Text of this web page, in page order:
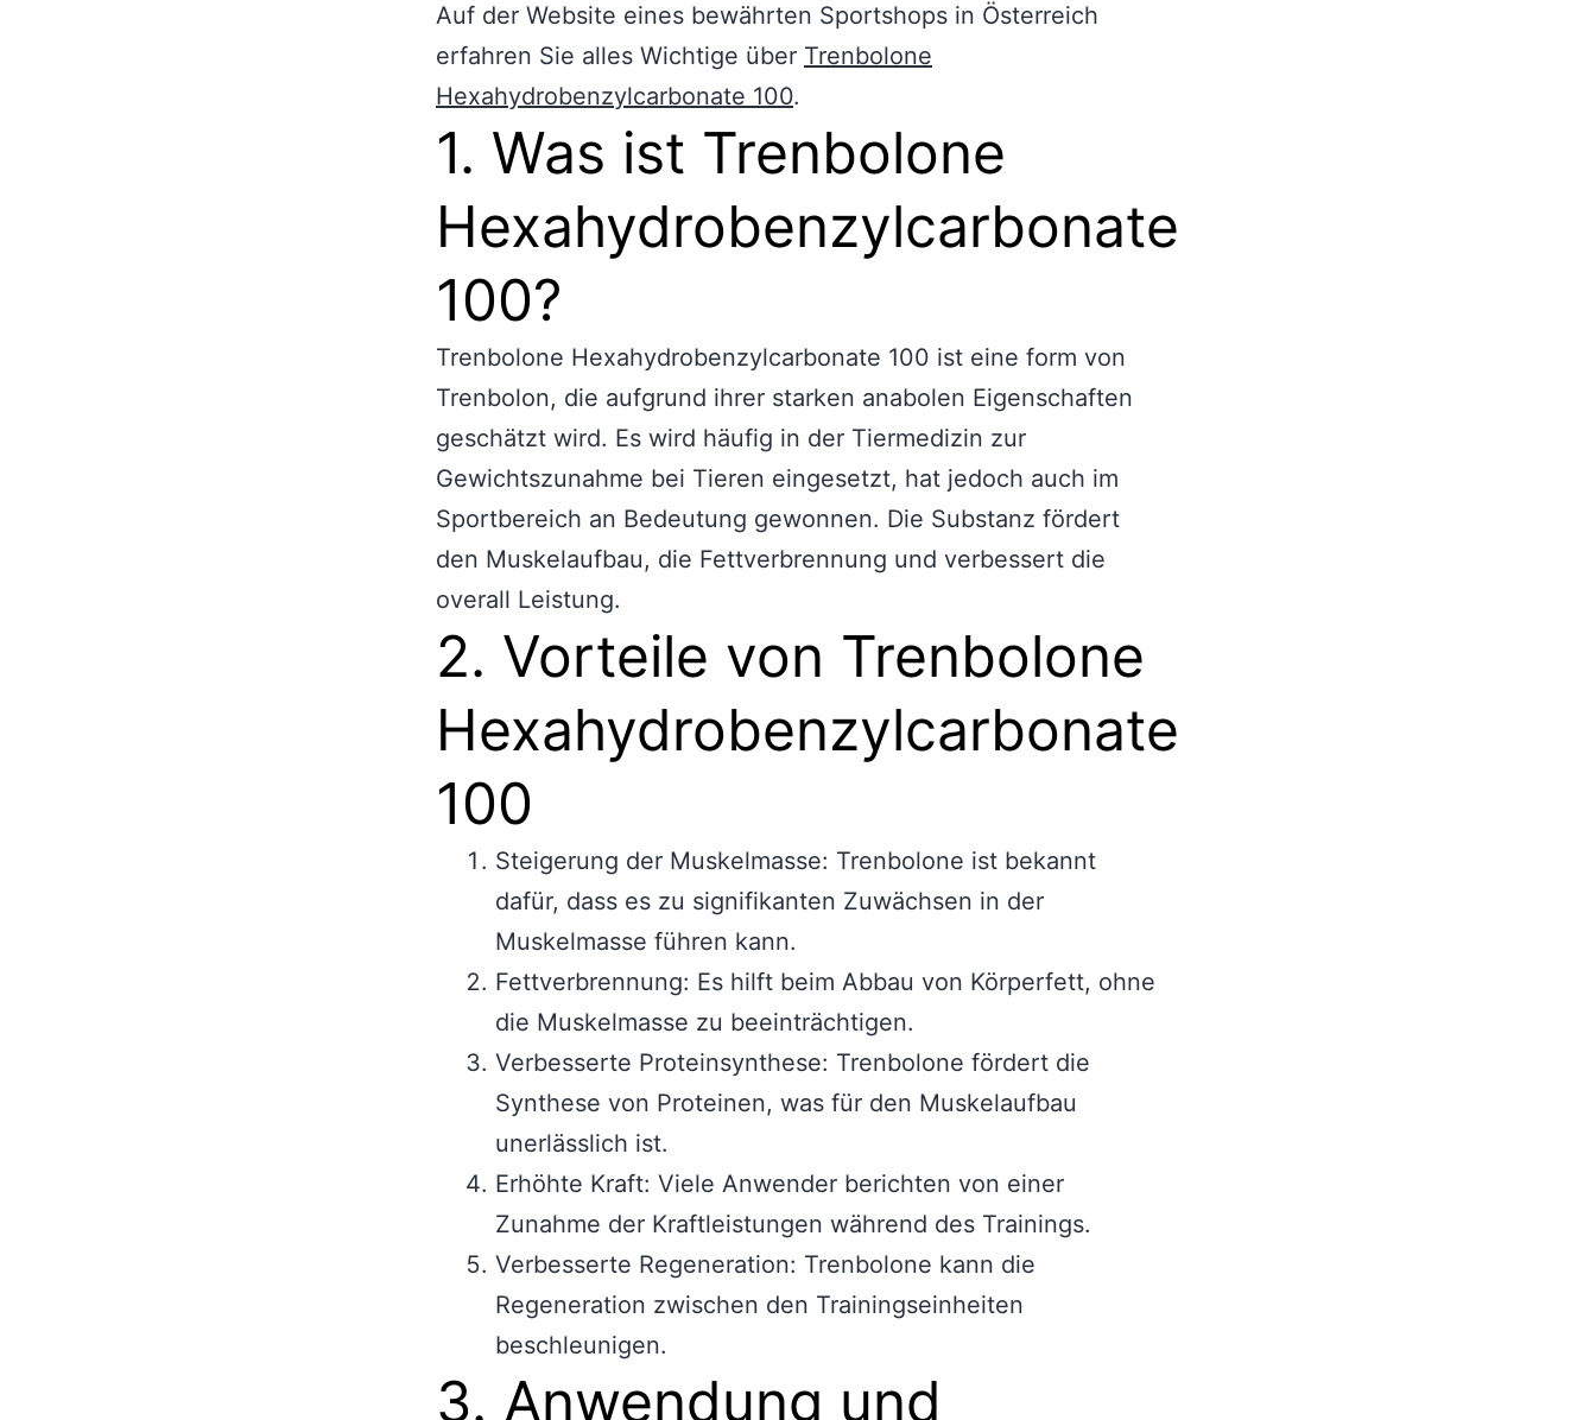
Auf der Website eines bewährten Sportshops in Österreich
erfahren Sie alles Wichtige über Trenbolone
Hexahydrobenzylcarbonate 100.
1. Was ist Trenbolone
Hexahydrobenzylcarbonate
100?
Trenbolone Hexahydrobenzylcarbonate 100 ist eine form von
Trenbolon, die aufgrund ihrer starken anabolen Eigenschaften
geschätzt wird. Es wird häufig in der Tiermedizin zur
Gewichtszunahme bei Tieren eingesetzt, hat jedoch auch im
Sportbereich an Bedeutung gewonnen. Die Substanz fördert
den Muskelaufbau, die Fettverbrennung und verbessert die
overall Leistung.
2. Vorteile von Trenbolone
Hexahydrobenzylcarbonate
100
Steigerung der Muskelmasse: Trenbolone ist bekannt
dafür, dass es zu signifikanten Zuwächsen in der
Muskelmasse führen kann.
Fettverbrennung: Es hilft beim Abbau von Körperfett, ohne
die Muskelmasse zu beeinträchtigen.
Verbesserte Proteinsynthese: Trenbolone fördert die
Synthese von Proteinen, was für den Muskelaufbau
unerlässlich ist.
Erhöhte Kraft: Viele Anwender berichten von einer
Zunahme der Kraftleistungen während des Trainings.
Verbesserte Regeneration: Trenbolone kann die
Regeneration zwischen den Trainingseinheiten
beschleunigen.
3. Anwendung und